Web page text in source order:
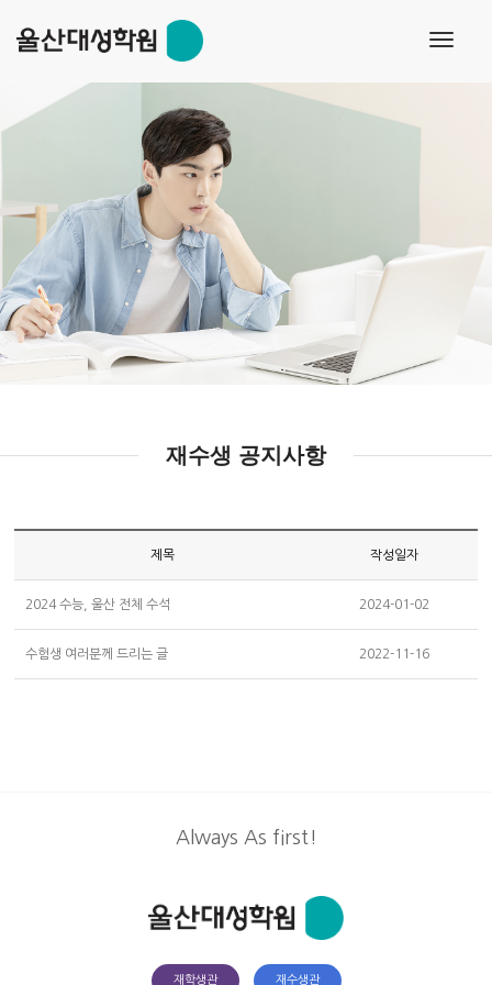
재수생 공지사항
제목 작성일자
2024 수능, 울산 전체 수석 2024-01-02
수험생 여러분께 드리는 글 2022-11-16
Always As first!
재학생관 재수생관